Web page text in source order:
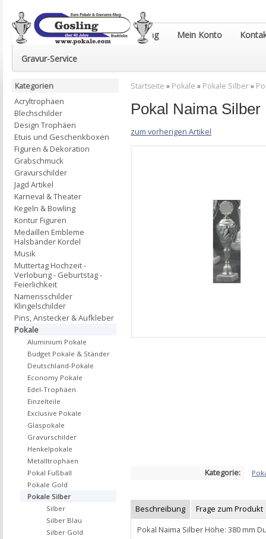
Euro-Pokale & Gravur-Shop Gosling Mein Konto
Gravur-Service
Startseite » Pokale » Pokale Silber»
Pokal Naima
zum vorherigen Artikel
Kategorie:
Beschreibung
Frage zum Produkt
Pokal Naima Silber Höhe: 380 mm
Kategorien
Acryltrophäen
Blechschilder
Design Trophäen
Etuis und Geschenkboxen
Figuren & Dekoration
Grabschmuck
Gravurschilder
Jagd Artikel
Karneval & Theater
Kegeln & Bowling
Kontur Figuren
Medaillen Embleme
Halsbänder Kordel
Musik
Muttertag Hochzeit -
Verlobung - Geburtstag -
Feierlichkeit
Namensschilder
Klingelschilder
Pins, Anstecker & Aufkleber
Pokale
Aluminium Pokale
Budget Pokale & Ständer
Deutschland-Pokale
Economy Pokale
Edel-Trophäen
Einzelteile
Exclusive Pokale
Glaspokale
Gravurschilder
Henkelpokale
Metalltrophäen
Pokal Fußball
Pokale Gold
Pokale Silber
Silber
Silber Blau
Silber Gold